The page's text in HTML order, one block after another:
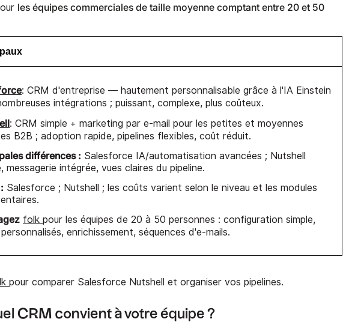
les équipes commerciales de taille moyenne comptant entre 20 et 50
: CRM d'entreprise — hautement personnalisable grâce à l'IA Einstein
intégrations ; puissant, complexe, plus coûteux.
: CRM simple + marketing par e-mail pour les petites et moyennes
B2B ; adoption rapide, pipelines flexibles, coût réduit.
différences : Salesforce IA/automatisation avancées ; Nutshell
messagerie intégrée, vues claires du pipeline.
Salesforce ; Nutshell ; les coûts varient selon le niveau et les modules
folkpour les équipes de 20 à 50 personnes : configuration simple,
enrichissement, séquences d'e-mails.
pour comparer Salesforce Nutshell et organiser vos pipelines.
CRM convient à votre équipe ?